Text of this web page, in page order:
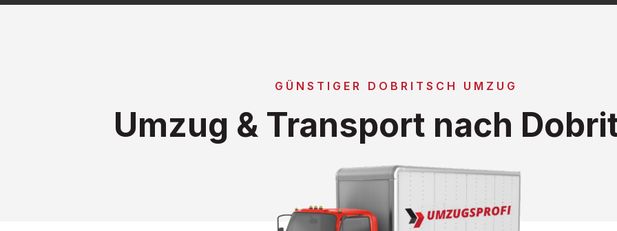
GÜNSTIGER DOBRITSCH UMZUG
Umzug & Transport nach